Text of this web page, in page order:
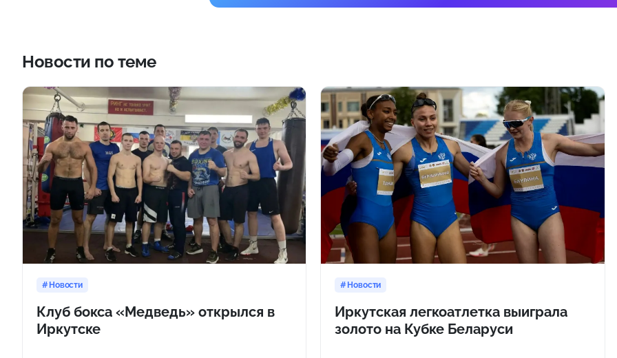
Новости по теме
Новости
Клуб бокса «Медведь» открылся в
Иркутске
Новости
Иркутская легкоатлетка выиграла
золото на Кубке Беларуси